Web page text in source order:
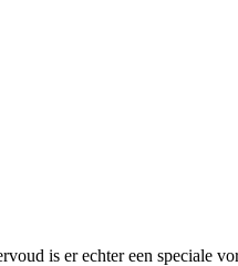
is er echter een speciale